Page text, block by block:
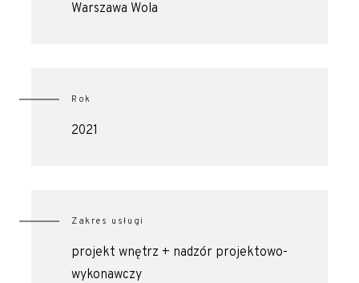
Warszawa Wola
Rok
2021
Zakres usługi
projekt wnętrz + nadzór projektowo-
wykonawczy